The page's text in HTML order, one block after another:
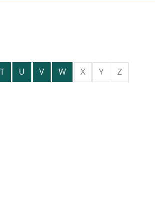
T U V W X Y Z